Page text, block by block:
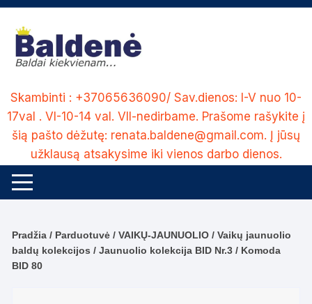
Skip
content
Skambinti : +37065636090/ Sav.dienos: I-V nuo 10-
17val . VI-10-14 val. VII-nedirbame. Prašome rašykite į
šią pašto dėžutę: renata.baldene@gmail.com. Į jūsų
užklausą atsakysime iki vienos darbo dienos.
Pradžia / Parduotuvė /VAIKŲ-JAUNUOLIO /Vaikų jaunuolio
baldų kolekcijos /Jaunuolio kolekcija BID Nr.3 / Komoda
BID 80